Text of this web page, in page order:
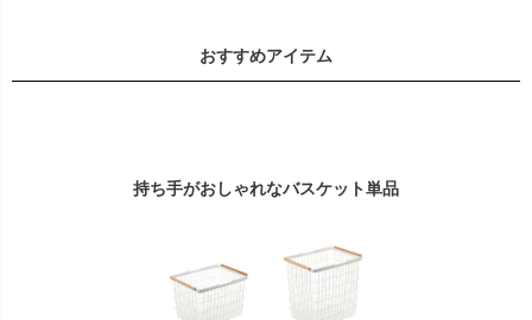
おすすめアイテム
持ち手がおしゃれなバスケット単品